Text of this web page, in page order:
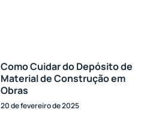
Como Cuidar do Depósito de
Material de Construção em
Obras
20 de fevereiro de 2025